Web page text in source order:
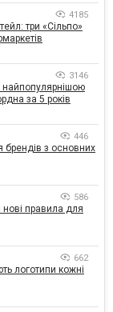
4185
три «Сільпо»
3146
за 5 років
446
з основних
586
правила для
662
логотипи кожні